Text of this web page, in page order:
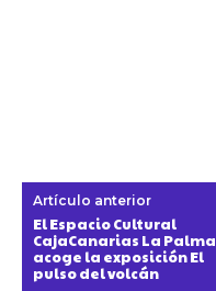
Artículo anterior
El Espacio Cultural
CajaCanarias La Palma
acoge la exposición El
pulso del volcán